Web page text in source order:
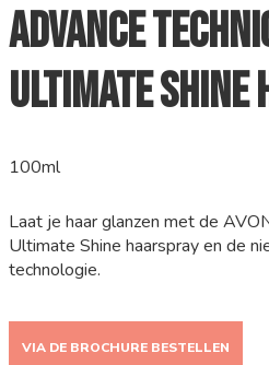
Advance
Ultimate
100ml
Laat je haar glanzen met de
Ultimate Shine haarspray en de
technologie.
VIA DE BROCHURE BESTELLEN